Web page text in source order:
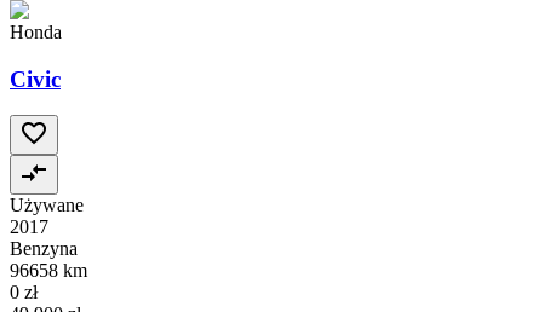
Honda
Civic
Używane
2017
Benzyna
96658 km
0 zł